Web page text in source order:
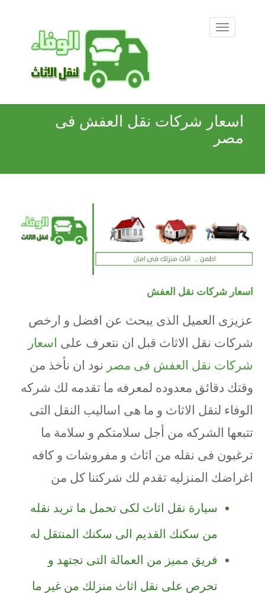
اسعار شركات نقل العفش فى
مصر
اسعار شركات نقل العفش
عزيزى العميل الذى يبحث عن افضل و ارخص
شركات نقل الاثاث قبل ان نتعرف على اسعار
شركات نقل العفش فى مصر نود ان نأخذ من
وقتك دقائق معدوده لمعرفه ما تقدمه لك شركه
الوفاء لنقل الاثاث و ما هى اساليب النقل التى
تتبعها الشركه من أجل سلامتكم و سلامة ما
ترغبون فى نقله من اثاث و مفروشات و كافه
اغراضك المنزليه تقدم لك شركتنا كل من
سيارة نقل اثاث لكى تحمل ما تريد نقله
من سكنك القديم الى سكنك المنتقل له
فريق مميز من العمالة التى تجتهد و
تحرص على نقل اثاث منزلك من غير ما